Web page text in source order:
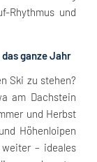
Rhythmus und
ganze Jahr
Ski zu stehen?
am Dachstein
und Herbst
Höhenloipen
– ideales